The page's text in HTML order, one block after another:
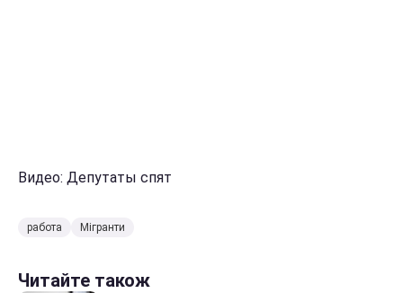
Видео: Депутаты спят
работа Мігранти
Читайте також